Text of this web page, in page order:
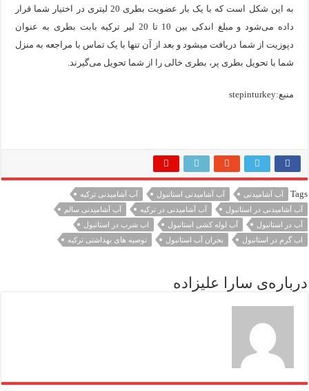
به این شکل است که با یک بار عضویت بطری 20 لیتری در اختیار شما قرار
داده می‌شود و مبلغ اندکی بین 10 تا 20 لیر ترکیه بابت بطری به عنوان
دپوزیت از شما دریافت میشود و بعد از آن تنها با یک تماس با مراجعه به منزل
شما با تحویل بطری پر، بطری خالی را از شما تحویل می‌گیرند.
منبع:stepinturkey
Tags آب آشامیدنی آب آشامیدنی استانبول
آب آشامیدنی ترکیه
آب آشامیدنی در استانبول
آب آشامیدنی در ترکیه
آب آشامیدنی سالم
آب در استانبول
آب لوله کشی استانبول
اب شرب در استانبول
اب گرم در استانبول
بحران آب استانبول توصیه های بهداشتی ترکیه
درباره‌ی سارا علیزاده